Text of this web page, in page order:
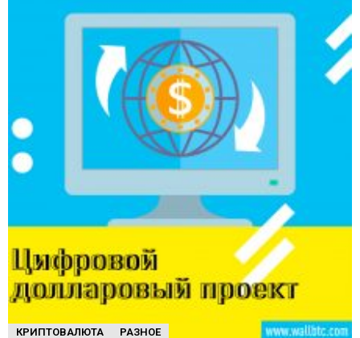
КРИПТОВАЛЮТА РАЗНОЕ